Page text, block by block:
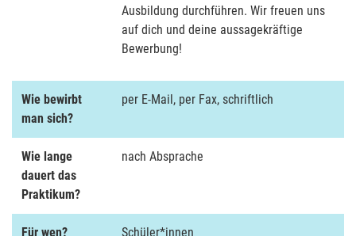
Ausbildung durchführen. Wir freuen uns
auf dich und deine aussagekräftige
Bewerbung!
Wie bewirbt
man sich?
per E-Mail, per Fax, schriftlich
Wie lange
dauert das
Praktikum?
nach Absprache
Für wen? Schüler*innen